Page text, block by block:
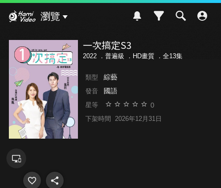
瀏覽
一次搞定S3
2022 ． 普遍級 ．HD畫質 ．全13集
類型 綜藝
發音 國語
星等 0
下架時間 2026年12月31日